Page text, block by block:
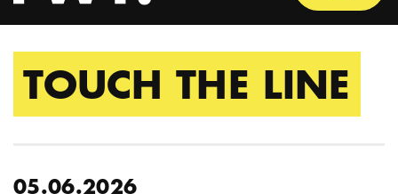
TOUCH THE LINE
05.06.2026